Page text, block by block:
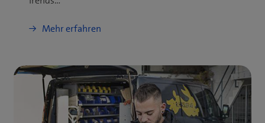
Mehr erfahren